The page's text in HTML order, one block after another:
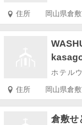
住所 岡山県倉
ホテル
住所 岡山県倉
倉敷せ